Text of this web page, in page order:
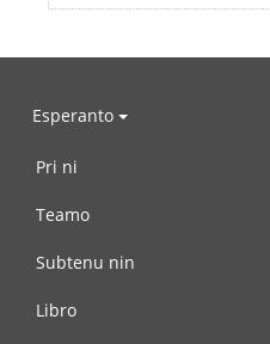
Esperanto
Pri ni
Teamo
Subtenu nin
Libro